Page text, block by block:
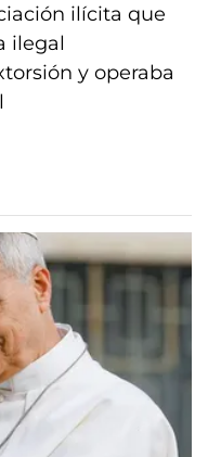
ilícita que
ilegal
y operaba